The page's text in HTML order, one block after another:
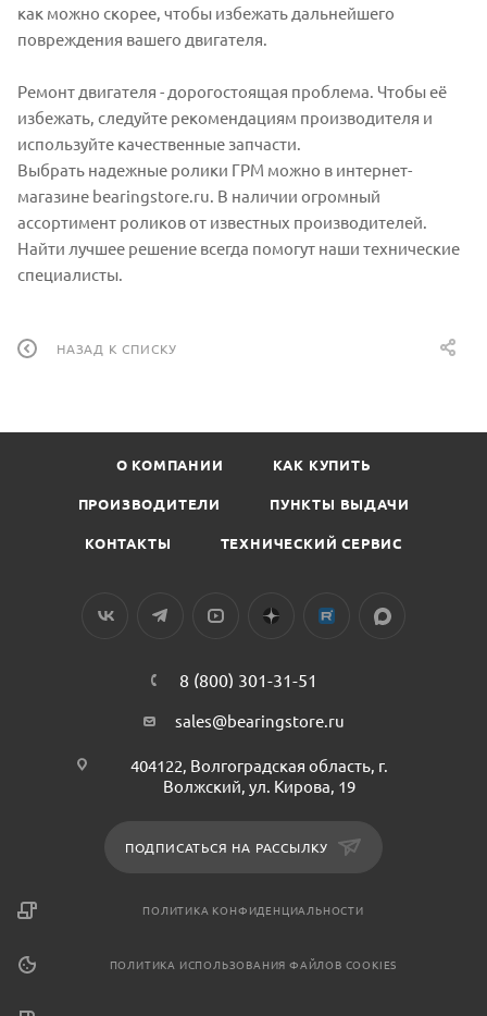
как можно скорее, чтобы избежать дальнейшего
повреждения вашего двигателя.
Ремонт двигателя - дорогостоящая проблема. Чтобы её
избежать, следуйте рекомендациям производителя и
используйте качественные запчасти.
Выбрать надежные ролики ГРМ можно в интернет-
магазине bearingstore.ru. В наличии огромный
ассортимент роликов от известных производителей.
Найти лучшее решение всегда помогут наши технические
специалисты.
НАЗАД К СПИСКУ
О КОМПАНИИ КАК КУПИТЬ
ПРОИЗВОДИТЕЛИ ПУНКТЫ ВЫДАЧИ
КОНТАКТЫ ТЕХНИЧЕСКИЙ СЕРВИС
8 (800) 301-31-51
sales@bearingstore.ru
404122, Волгоградская область, г.
Волжский, ул. Кирова, 19
ПОДПИСАТЬСЯ НА РАССЫЛКУ
ПОЛИТИКА КОНФИДЕНЦИАЛЬНОСТИ
ПОЛИТИКА ИСПОЛЬЗОВАНИЯ ФАЙЛОВ COOKIES